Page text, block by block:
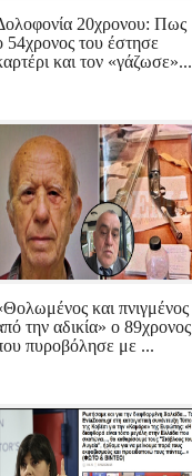
20χρονου: Πως
54χρονος του έστησε
και τον «γάζωσε»...
και πνιγμένος
την αδικία» ο 89χρονος
πυροβόλησε με ...